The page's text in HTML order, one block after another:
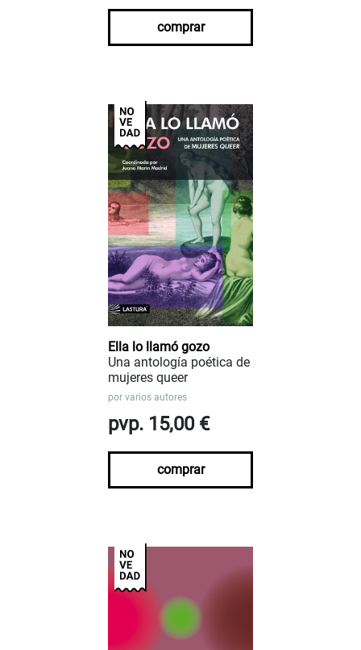
comprar
Ella lo llamó gozo
Una antología poética de
mujeres queer
por varios autores
pvp. 15,00 €
comprar